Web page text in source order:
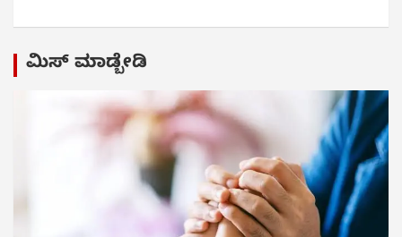
ಮಿಸ್ ಮಾಡ್ಬೇಡಿ